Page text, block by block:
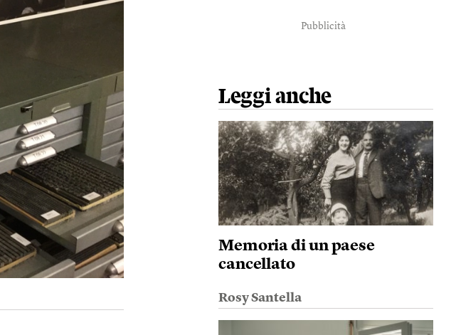
Pubblicità
Leggi anche
Memoria di un paese
cancellato
Rosy Santella